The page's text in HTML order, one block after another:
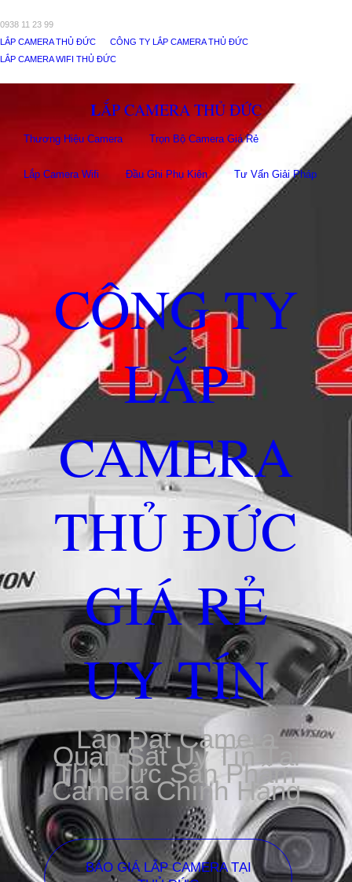
0938 11 23 99
LẮP CAMERA THỦ ĐỨC
CÔNG TY LẮP CAMERA THỦ ĐỨC
LẮP CAMERA WIFI THỦ ĐỨC
LẮP CAMERA THỦ ĐỨC
Thương Hiệu Camera Trọn Bộ Camera Giá Rẻ
Lắp Camera Wifi Đầu Ghi Phụ Kiên Tư Vấn Giải Pháp
CÔNG TY
LẮP
CAMERA
THỦ ĐỨC
GIÁ RẺ
UY TÍN
Lắp Đặt Camera
Quan Sát Uy Tín Tại
Thủ Đức Sản Phẩm
Camera Chính Hãng
BÁO GIÁ LẮP CAMERA TẠI